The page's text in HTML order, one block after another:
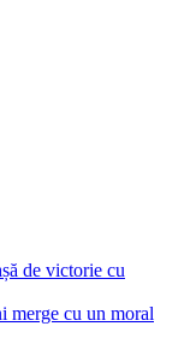
de victorie cu
merge cu un moral